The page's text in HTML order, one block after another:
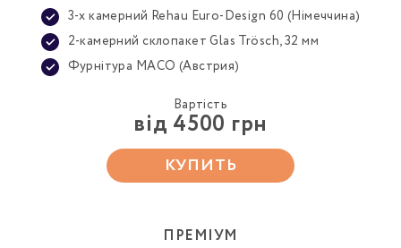
3-х камерний Rehau Euro-Design 60 (Німеччина)
2-камерний склопакет Glas Trösch, 32 мм
Фурнітура MACO (Австрия)
Вартість
від 4500 грн
КУПИТЬ
ПРЕМІУМ